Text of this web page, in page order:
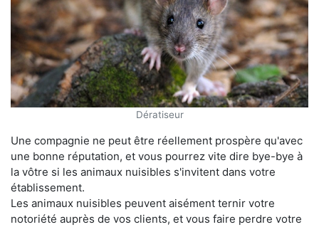
Dératiseur
Une compagnie ne peut être réellement prospère qu'avec
une bonne réputation, et vous pourrez vite dire bye-bye à
la vôtre si les animaux nuisibles s'invitent dans votre
établissement.
Les animaux nuisibles peuvent aisément ternir votre
notoriété auprès de vos clients, et vous faire perdre votre